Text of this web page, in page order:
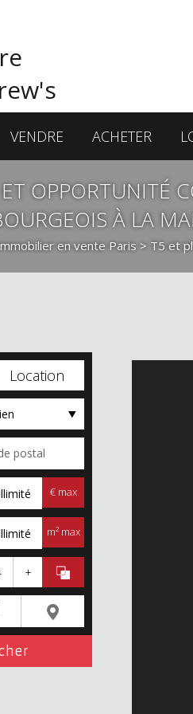
VENDRE ACHETER
OPPORTUNITÉ
À LA
en vente Paris > T5 et
Location
€ max
m² max
+